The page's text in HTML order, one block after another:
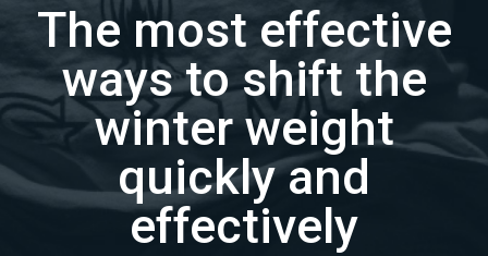
The most effective
ways to shift the
winter weight
quickly and
effectively